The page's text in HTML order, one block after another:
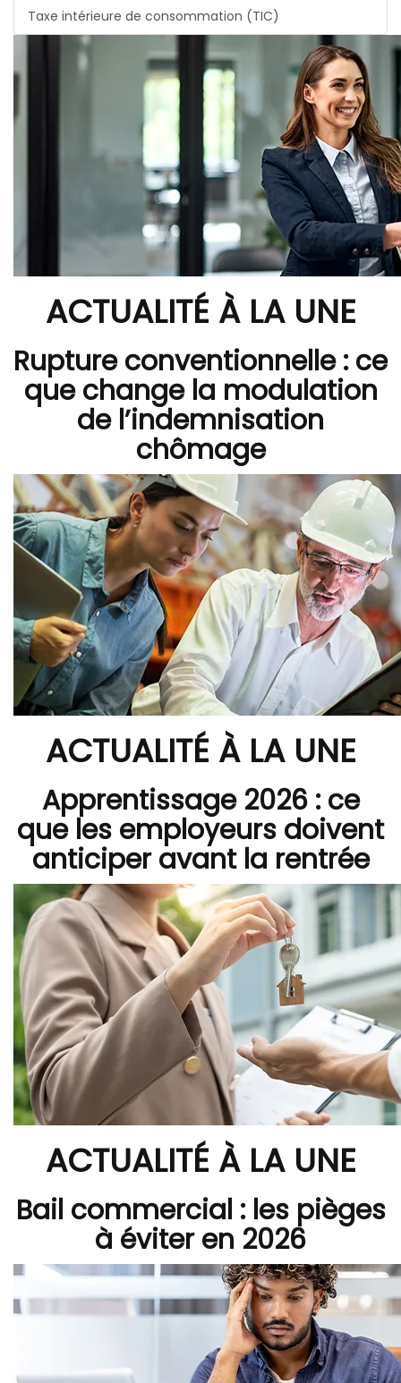
Taxe intérieure de consommation (TIC)
ACTUALITÉ À LA UNE
Rupture conventionnelle : ce
que change la modulation
de l’indemnisation
chômage
ACTUALITÉ À LA UNE
Apprentissage 2026 : ce
que les employeurs doivent
anticiper avant la rentrée
ACTUALITÉ À LA UNE
Bail commercial : les pièges
à éviter en 2026